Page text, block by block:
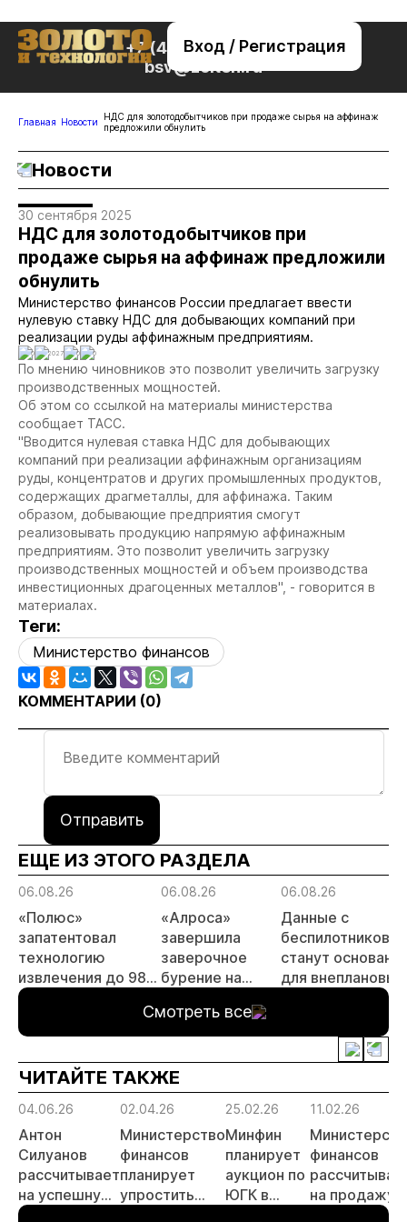
Вход / Регистрация
+7 (495) 221-76-32
bsv@zolteh.ru
Главная Новости
НДС для золотодобытчиков при продаже сырья на аффинаж
предложили обнулить
Новости
30 сентября 2025
НДС для золотодобытчиков при
продаже сырья на аффинаж предложили
обнулить
Министерство финансов России предлагает ввести
нулевую ставку НДС для добывающих компаний при
реализации руды аффинажным предприятиям.
0 2027 0 0
По мнению чиновников это позволит увеличить загрузку
производственных мощностей.
Об этом со ссылкой на материалы министерства
сообщает ТАСС.
"Вводится нулевая ставка НДС для добывающих
компаний при реализации аффинажным организациям
руды, концентратов и других промышленных продуктов,
содержащих драгметаллы, для аффинажа. Таким
образом, добывающие предприятия смогут
реализовывать продукцию напрямую аффинажным
предприятиям. Это позволит увеличить загрузку
производственных мощностей и объем производства
инвестиционных драгоценных металлов", - говорится в
материалах.
Теги:
Министерство финансов
КОММЕНТАРИИ (0)
Отправить
ЕЩЕ ИЗ ЭТОГО РАЗДЕЛА
06.08.26
«Полюс»
запатентовал
технологию
извлечения до 98%
золота из
металлургического
шлака
06.08.26
«Алроса»
завершила
заверочное
бурение на
месторождении
Дегдекан
06.08.26
Данные с
беспилотников
станут
для внеплановых
Смотреть все
ЧИТАЙТЕ ТАКЖЕ
04.06.26
Антон
Силуанов
рассчитывает
на успешную
реализацию
02.04.26
Министерство
финансов
планирует
упростить
25.02.26
Минфин
планирует
аукцион по
ЮГК в
11.02.26
финансов
на продажу